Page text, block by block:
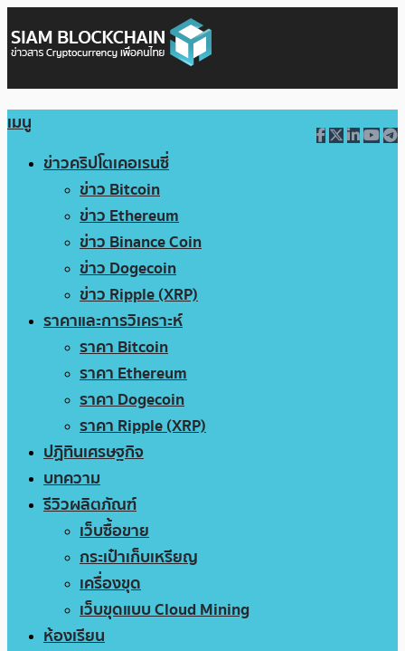
เมนู
ข่าวคริปโตเคอเรนซี่
ข่าว Bitcoin
ข่าว Ethereum
ข่าว Binance Coin
ข่าว Dogecoin
ข่าว Ripple (XRP)
ราคาและการวิเคราะห์
ราคา Bitcoin
ราคา Ethereum
ราคา Dogecoin
ราคา Ripple (XRP)
ปฏิทินเศรษฐกิจ
บทความ
รีวิวผลิตภัณฑ์
เว็บซื้อขาย
กระเป๋าเก็บเหรียญ
เครื่องขุด
เว็บขุดแบบ Cloud Mining
ห้องเรียน